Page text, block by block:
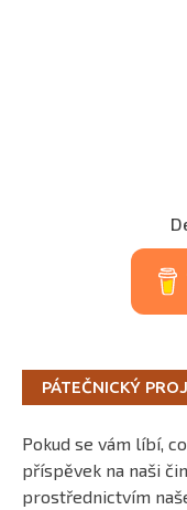
PÁTEČNICKÝ
Pokud se vám líbí,
příspěvek na naši
prostřednictvím